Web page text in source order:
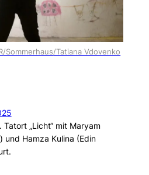
Sommerhaus/Tatiana Vdovenko
„Licht“ mit Maryam
und Hamza Kulina (Edin